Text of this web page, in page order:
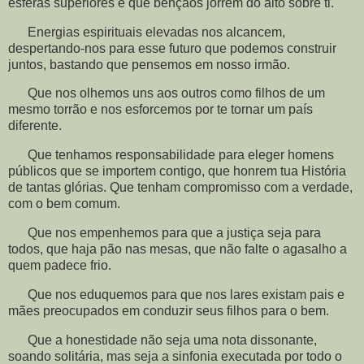
Energias espirituais elevadas nos alcancem,
despertando-nos para esse futuro que podemos construir
juntos, bastando que pensemos em nosso irmão.
Que nos olhemos uns aos outros como filhos de um
mesmo torrão e nos esforcemos por te tornar um país
diferente.
Que tenhamos responsabilidade para eleger homens
públicos que se importem contigo, que honrem tua História
de tantas glórias. Que tenham compromisso com a verdade,
com o bem comum.
Que nos empenhemos para que a justiça seja para
todos, que haja pão nas mesas, que não falte o agasalho a
quem padece frio.
Que nos eduquemos para que nos lares existam pais e
mães preocupados em conduzir seus filhos para o bem.
Que a honestidade não seja uma nota dissonante,
soando solitária, mas seja a sinfonia executada por todo o